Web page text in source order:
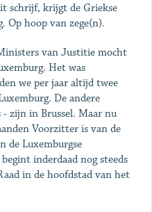
schrijf, krijgt de Griekse
Op hoop van zege(n).
van Justitie mocht
Het was
we per jaar altijd twee
De andere
- zijn in Brussel. Maar nu
Voorzitter is van de
de Luxemburgse
inderdaad nog steeds
in de hoofdstad van het